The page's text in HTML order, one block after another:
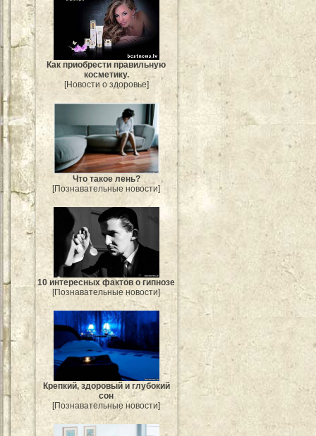
Как приобрести правильную
косметику.
[Новости о здоровье]
Что такое лень?
[Познавательные новости]
10 интересных фактов о гипнозе
[Познавательные новости]
Крепкий, здоровый и глубокий
сон
[Познавательные новости]